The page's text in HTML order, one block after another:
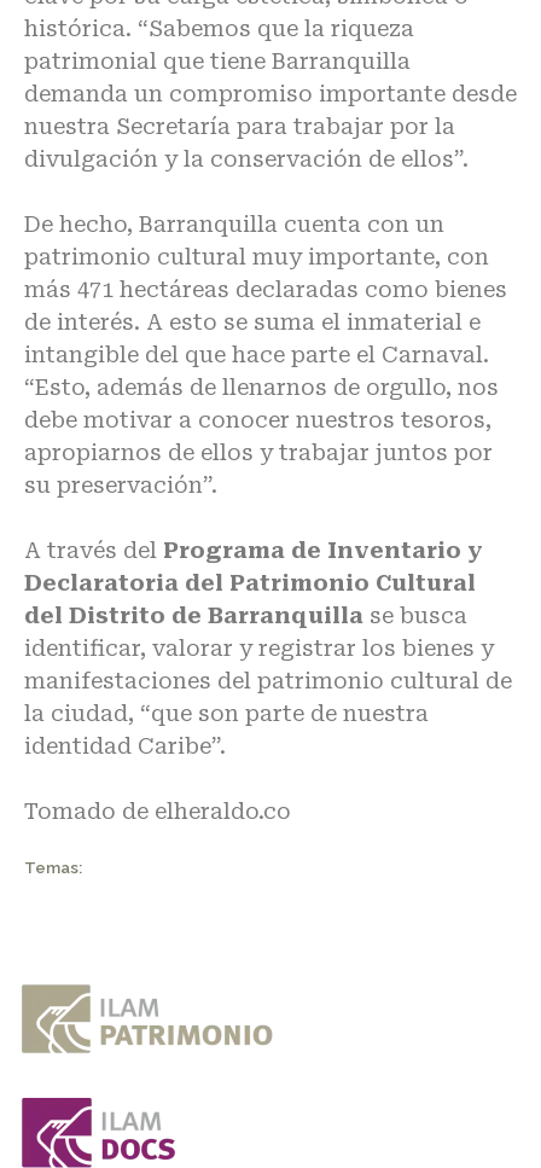
histórica. “Sabemos que la riqueza
patrimonial que tiene Barranquilla
demanda un compromiso importante desde
nuestra Secretaría para trabajar por la
divulgación y la conservación de ellos”.
De hecho, Barranquilla cuenta con un
patrimonio cultural muy importante, con
más 471 hectáreas declaradas como bienes
de interés. A esto se suma el inmaterial e
intangible del que hace parte el Carnaval.
“Esto, además de llenarnos de orgullo, nos
debe motivar a conocer nuestros tesoros,
apropiarnos de ellos y trabajar juntos por
su preservación”.
A través del Programa de Inventario y
Declaratoria del Patrimonio Cultural
del Distrito de Barranquilla se busca
identificar, valorar y registrar los bienes y
manifestaciones del patrimonio cultural de
la ciudad, “que son parte de nuestra
identidad Caribe”.
Tomado de elheraldo.co
Temas: